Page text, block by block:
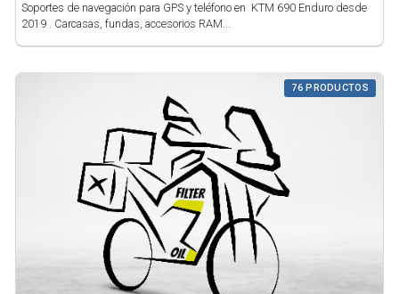
Soportes de navegación para GPS y teléfono en KTM 690 Enduro desde
2019 . Carcasas, fundas, accesorios RAM...
76 PRODUCTOS